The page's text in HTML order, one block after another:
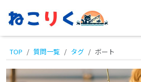
TOP 質問一覧 タグ ボート